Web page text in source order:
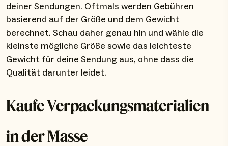
deiner Sendungen. Oftmals werden Gebühren
basierend auf der Größe und dem Gewicht
berechnet. Schau daher genau hin und wähle die
kleinste mögliche Größe sowie das leichteste
Gewicht für deine Sendung aus, ohne dass die
Qualität darunter leidet.
Kaufe Verpackungsmaterialien
in der Masse